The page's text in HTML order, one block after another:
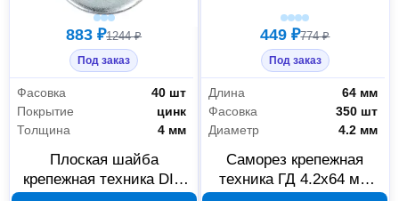
883 ₽1244 ₽
Под заказ
Фасовка
40 шт
Покрытие
цинк
Толщина
4 мм
Плоская шайба
крепежная техника DIN
449 ₽774 ₽
Под заказ
Длина
64 мм
Фасовка
350 шт
Диаметр
4.2 мм
Саморез крепежная
техника ГД 4.2x64 мм